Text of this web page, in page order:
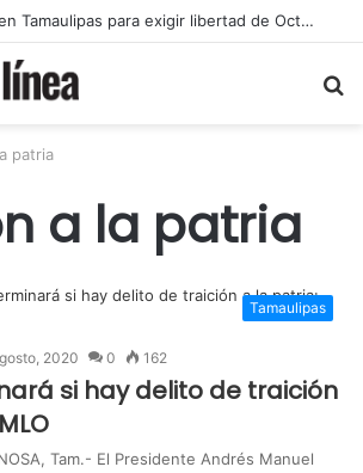
Marchan 4 mil en Tamaulipas para exigir libertad de Octavio Leal Moncada
patria
a la patria
Tamaulipas
2020 0 162
si hay delito de traición
Tam.- El Presidente Andrés Manuel